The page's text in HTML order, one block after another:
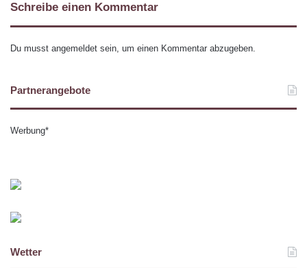
Schreibe einen Kommentar
Du musst angemeldet sein, um einen Kommentar abzugeben.
Partnerangebote
Werbung*
Wetter